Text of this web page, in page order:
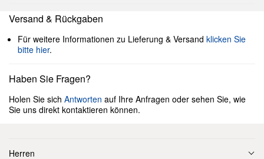
Versand & Rückgaben
Für weitere Informationen zu Lieferung & Versand klicken Sie
bitte hier.
Haben Sie Fragen?
Holen Sie sich Antworten auf Ihre Anfragen oder sehen Sie, wie
Sie uns direkt kontaktieren können.
Herren